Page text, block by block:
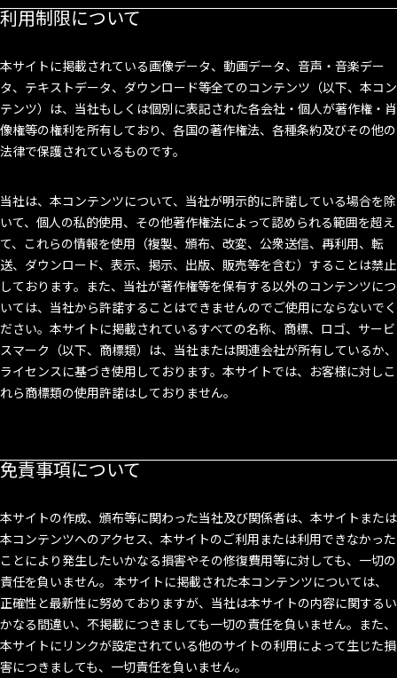
利用制限について
本サイトに掲載されている画像データ、動画データ、音声・音楽デー
タ、テキストデータ、ダウンロード等全てのコンテンツ（以下、本コン
テンツ）は、当社もしくは個別に表記された各会社・個人が著作権・肖
像権等の権利を所有しており、各国の著作権法、各種条約及びその他の
法律で保護されているものです。
当社は、本コンテンツについて、当社が明示的に許諾している場合を除
いて、個人の私的使用、その他著作権法によって認められる範囲を超え
て、これらの情報を使用（複製、頒布、改変、公衆送信、再利用、転
送、ダウンロード、表示、掲示、出版、販売等を含む）することは禁止
しております。また、当社が著作権等を保有する以外のコンテンツにつ
いては、当社から許諾することはできませんのでご使用にならないでく
ださい。本サイトに掲載されているすべての名称、商標、ロゴ、サービ
スマーク（以下、商標類）は、当社または関連会社が所有しているか、
ライセンスに基づき使用しております。本サイトでは、お客様に対しこ
れら商標類の使用許諾はしておりません。
免責事項について
本サイトの作成、頒布等に関わった当社及び関係者は、本サイトまたは
本コンテンツへのアクセス、本サイトのご利用または利用できなかった
ことにより発生したいかなる損害やその修復費用等に対しても、一切の
責任を負いません。 本サイトに掲載された本コンテンツについては、
正確性と最新性に努めておりますが、当社は本サイトの内容に関するい
かなる間違い、不掲載につきましても一切の責任を負いません。また、
本サイトにリンクが設定されている他のサイトの利用によって生じた損
害につきましても、一切責任を負いません。